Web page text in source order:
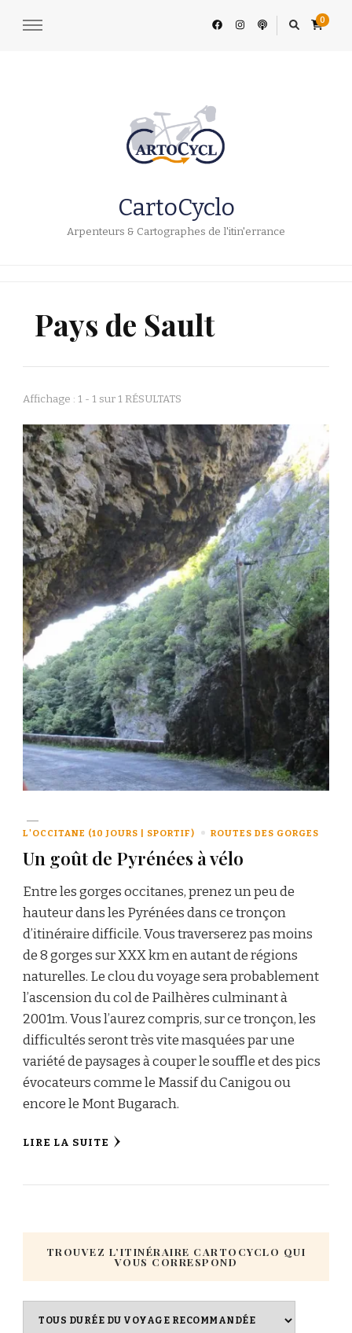
0
CartoCyclo
Arpenteurs & Cartographes de l'itin'errance
Pays de Sault
Affichage : 1 - 1 sur 1 RÉSULTATS
L'OCCITANE (10 JOURS | SPORTIF) ROUTES DES GORGES
Un goût de Pyrénées à vélo
Entre les gorges occitanes, prenez un peu de
hauteur dans les Pyrénées dans ce tronçon
d’itinéraire difficile. Vous traverserez pas moins
de 8 gorges sur XXX km en autant de régions
naturelles. Le clou du voyage sera probablement
l’ascension du col de Pailhères culminant à
2001m. Vous l’aurez compris, sur ce tronçon, les
difficultés seront très vite masquées par une
variété de paysages à couper le souffle et des pics
évocateurs comme le Massif du Canigou ou
encore le Mont Bugarach.
LIRE LA SUITE
TROUVEZ L’ITINÉRAIRE CARTOCYCLO QUI
VOUS CORRESPOND